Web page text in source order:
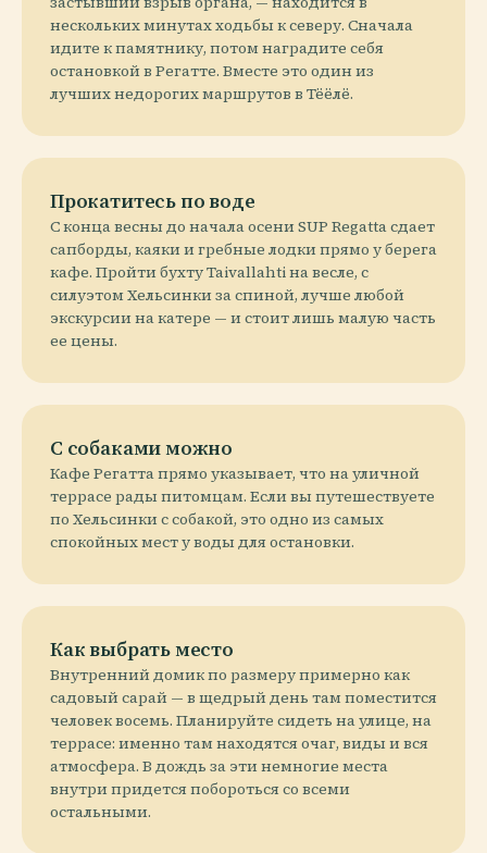
нескольких минутах ходьбы к северу. Сначала
идите к памятнику, потом наградите себя
остановкой в Регатте. Вместе это один из
лучших недорогих маршрутов в Тёёлё.
Прокатитесь по воде
С конца весны до начала осени SUP Regatta сдает
сапборды, каяки и гребные лодки прямо у берега
кафе. Пройти бухту Taivallahti на весле, с
силуэтом Хельсинки за спиной, лучше любой
экскурсии на катере — и стоит лишь малую часть
ее цены.
С собаками можно
Кафе Регатта прямо указывает, что на уличной
террасе рады питомцам. Если вы путешествуете
по Хельсинки с собакой, это одно из самых
спокойных мест у воды для остановки.
Как выбрать место
Внутренний домик по размеру примерно как
садовый сарай — в щедрый день там поместится
человек восемь. Планируйте сидеть на улице, на
террасе: именно там находятся очаг, виды и вся
атмосфера. В дождь за эти немногие места
внутри придется побороться со всеми
остальными.